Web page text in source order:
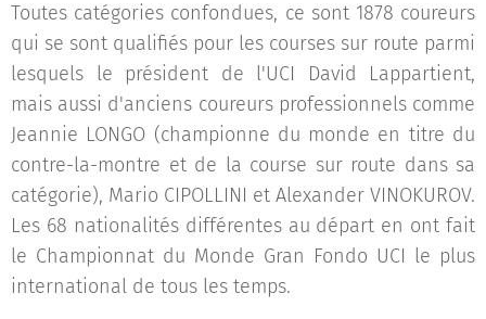
Toutes catégories confondues, ce sont 1878 coureurs
qui se sont qualifiés pour les courses sur route parmi
lesquels le président de l'UCI David Lappartient,
mais aussi d'anciens coureurs professionnels comme
Jeannie LONGO (championne du monde en titre du
contre-la-montre et de la course sur route dans sa
catégorie), Mario CIPOLLINI et Alexander VINOKUROV.
Les 68 nationalités différentes au départ en ont fait
le Championnat du Monde Gran Fondo UCI le plus
international de tous les temps.